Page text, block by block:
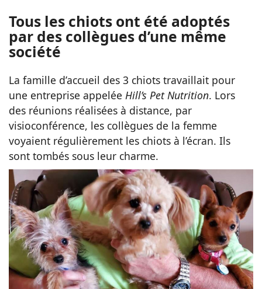
Tous les chiots ont été adoptés
par des collègues d’une même
société
La famille d’accueil des 3 chiots travaillait pour
une entreprise appelée Hill’s Pet Nutrition. Lors
des réunions réalisées à distance, par
visioconférence, les collègues de la femme
voyaient régulièrement les chiots à l’écran. Ils
sont tombés sous leur charme.